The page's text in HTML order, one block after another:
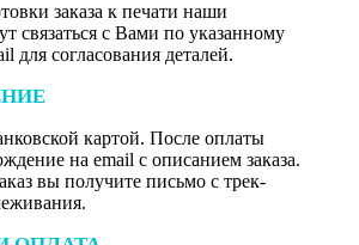
заказа к печати наши
связаться с Вами по указанному
для согласования деталей.
картой. После оплаты
на email с описанием заказа.
вы получите письмо с трек-